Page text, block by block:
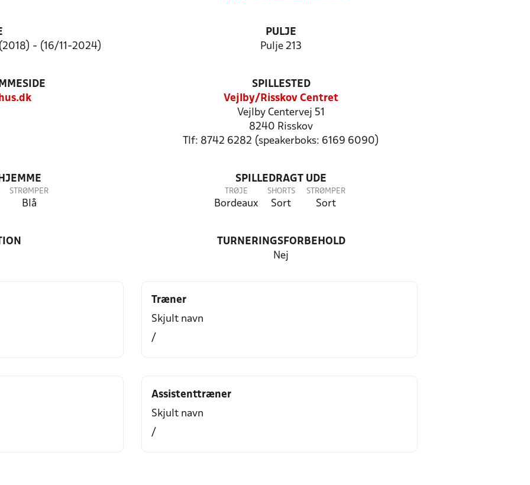
- (16/11-2024)
PULJE
Pulje 213
SPILLESTED
Vejlby/Risskov Centret
Vejlby Centervej 51
8240 Risskov
Tlf: 8742 6282 (speakerboks: 6169 6090)
STRØMPER
Blå
SPILLEDRAGT UDE
TRØJE
Bordeaux
SHORTS
Sort
STRØMPER
Sort
TURNERINGSFORBEHOLD
Nej
Træner
Skjult navn
/
Assistenttræner
Skjult navn
/